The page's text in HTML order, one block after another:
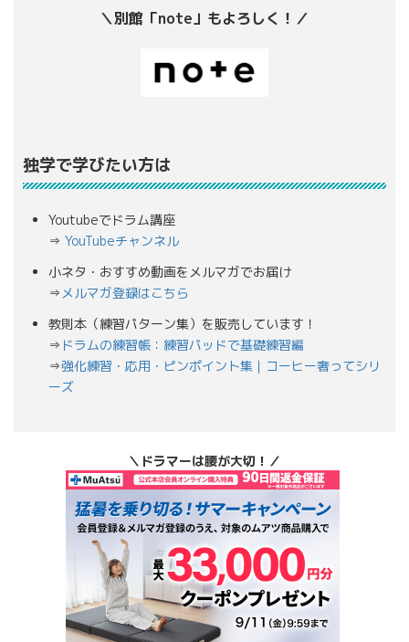
＼別館「note」もよろしく！／
独学で学びたい方は
Youtubeでドラム講座
⇒ YouTubeチャンネル
小ネタ・おすすめ動画をメルマガでお届け
⇒メルマガ登録はこちら
教則本（練習パターン集）を販売しています！
⇒ ドラムの練習帳：練習パッドで基礎練習編
⇒強化練習・応用・ピンポイント集｜コーヒー奢ってシリ
ーズ
＼ドラマーは腰が大切！／